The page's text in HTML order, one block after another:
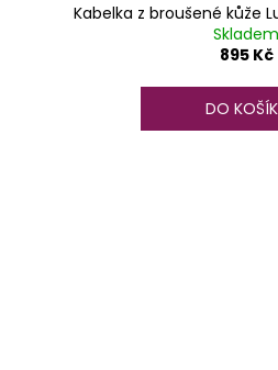
Kabelka z broušené kůže
Skladem
895 Kč
DO